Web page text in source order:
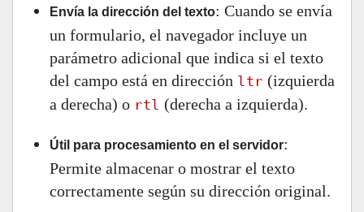
Envía la dirección del texto: Cuando se envía
un formulario, el navegador incluye un
parámetro adicional que indica si el texto
del campo está en dirección ltr (izquierda
a derecha) o rtl (derecha a izquierda).
Útil para procesamiento en el servidor:
Permite almacenar o mostrar el texto
correctamente según su dirección original.